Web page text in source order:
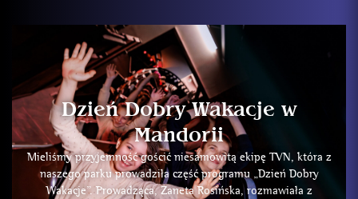
Dzień Dobry Wakacje w
Mandorii
Mieliśmy przyjemność gościć niesamowitą ekipę TVN, która z
naszego parku prowadziła część programu „Dzień Dobry
Wakacje”. Prowadząca, Żaneta Rosińska, rozmawiała z